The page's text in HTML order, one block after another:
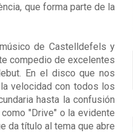
que forma parte de la
de Castelldefels y
compedio de excelentes
En el disco que nos
velocidad con todos los
hasta la confusión
"Drive" o la evidente
da título al tema que abre